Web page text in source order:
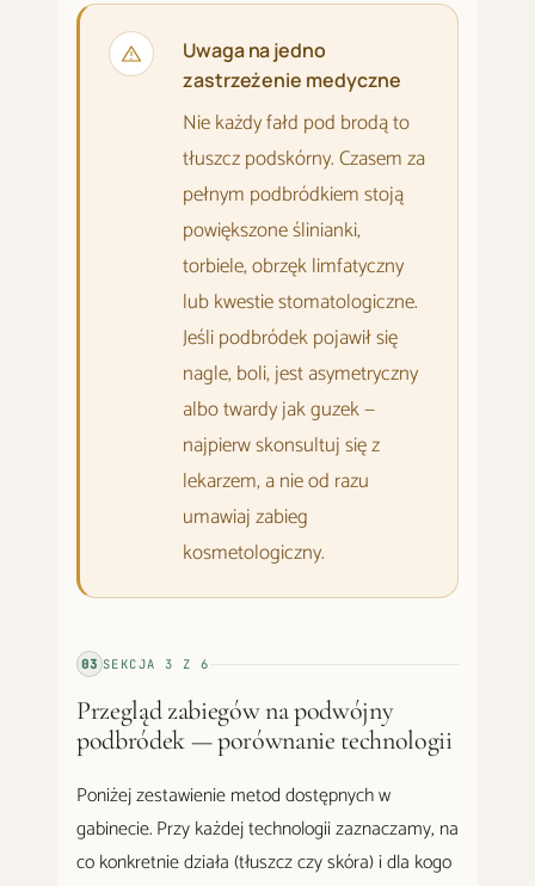
Uwaga na jedno
zastrzeżenie medyczne
Nie każdy fałd pod brodą to
tłuszcz podskórny. Czasem za
pełnym podbródkiem stoją
powiększone ślinianki,
torbiele, obrzęk limfatyczny
lub kwestie stomatologiczne.
Jeśli podbródek pojawił się
nagle, boli, jest asymetryczny
albo twardy jak guzek —
najpierw skonsultuj się z
lekarzem, a nie od razu
umawiaj zabieg
kosmetologiczny.
03 SEKCJA3 Z6
Przegląd zabiegów na podwójny
podbródek — porównanie technologii
Poniżej zestawienie metod dostępnych w
gabinecie. Przy każdej technologii zaznaczamy, na
co konkretnie działa (tłuszcz czy skóra) i dla kogo